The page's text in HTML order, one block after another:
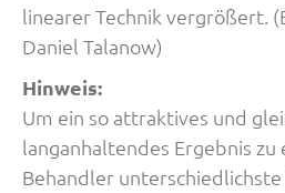
linearer Technik vergrößert.
Daniel Talanow)
Hinweis:
Um ein so attraktives und
langanhaltendes Ergebnis zu
Behandler